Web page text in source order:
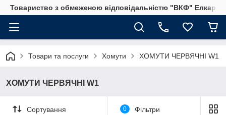
Товариство з обмеженою відповідальністю "ВКФ" Елкар"
Товари та послуги Хомути ХОМУТИ ЧЕРВЯЧНІ W1
ХОМУТИ ЧЕРВЯЧНІ W1
Сортування 0 Фільтри